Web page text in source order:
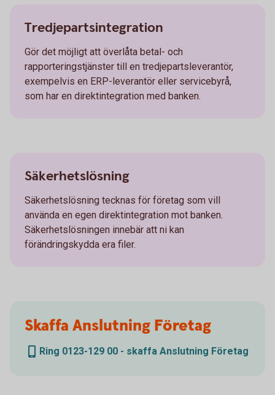
Tredjepartsintegration
Gör det möjligt att överlåta betal- och
rapporteringstjänster till en tredjepartsleverantör,
exempelvis en ERP-leverantör eller servicebyrå,
som har en direktintegration med banken.
Säkerhetslösning
Säkerhetslösning tecknas för företag som vill
använda en egen direktintegration mot banken.
Säkerhetslösningen innebär att ni kan
förändringskydda era filer.
Skaffa Anslutning Företag
Ring 0123-129 00 - skaffa Anslutning Företag